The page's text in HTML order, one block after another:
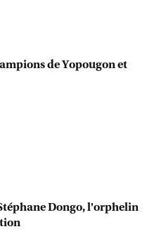
de Yopougon et
Dongo, l'orphelin